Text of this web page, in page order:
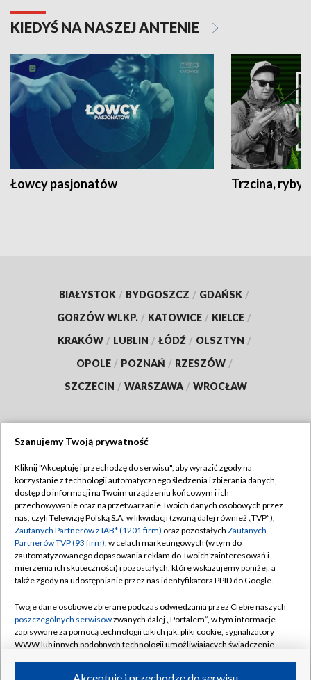
KIEDYŚ NA NASZEJ ANTENIE
Łowcy pasjonatów Trzcina, ryby
BIAŁYSTOK / BYDGOSZCZ / GDAŃSK /
GORZÓW WLKP. / KATOWICE / KIELCE /
KRAKÓW / LUBLIN / ŁÓDŹ / OLSZTYN /
OPOLE / POZNAŃ / RZESZÓW /
SZCZECIN / WARSZAWA / WROCŁAW
TVP
Abonament TVP
Emisja w TVP
Centrum informacji TVP
Naziemna Telewizja Cyfrowa
Rada Programowa
System NOS
Informacje o nadawcy
Regulamin TVP
Polityka prywatności
Moje zgody
Pomoc
Kontakt
Kanały
Szanujemy Twoją prywatność
Kliknij "Akceptuję i przechodzę do serwisu", aby wyrazić zgody na
korzystanie z technologii automatycznego śledzenia i zbierania danych,
dostęp do informacji na Twoim urządzeniu końcowym i ich
przechowywanie oraz na przetwarzanie Twoich danych osobowych przez
nas, czyli Telewizję Polską S.A. w likwidacji (zwaną dalej również „TVP”),
Zaufanych Partnerów z IAB* (1201 firm) oraz pozostałych Zaufanych
Partnerów TVP (93 firm), w celach marketingowych (w tym do
zautomatyzowanego dopasowania reklam do Twoich zainteresowań i
mierzenia ich skuteczności) i pozostałych, które wskazujemy poniżej, a
także zgody na udostępnianie przez nas identyfikatora PPID do Google.
Twoje dane osobowe zbierane podczas odwiedzania przez Ciebie naszych
poszczególnych serwisówzwanych dalej „Portalem”, w tym informacje
zapisywane za pomocą technologii takich jak: pliki cookie, sygnalizatory
WWW lub innych podobnych technologii umożliwiających świadczenie